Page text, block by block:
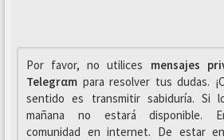
Por favor, no utilices mensajes
Telegrαm para resolver tus dudas.
sentido es transmitir sabiduría. Si
mañana no estará disponible.
comunidad en internet. De estar